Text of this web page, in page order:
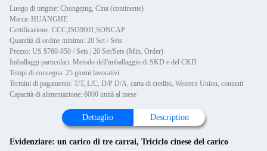
Luogo di origine: Chongqing, Cina (continente)
Marca: HUANGHE
Certificazione: CCC;ISO9001;SONCAP
Quantità di ordine minimo: 20 Set / Sets
Prezzo: US $760-850 / Sets | 20 Set/Sets (Min. Order)
Imballaggi particolari: Metodo dell'imballaggio di SKD e del CKD
Tempi di consegna: 25 giorni lavorativi
Termini di pagamento: T/T, L/C, D/P D/A, carta di credito, Western Union, contanti
Capacità di alimentazione: 6000 unità al mese
Dettaglio Description
Evidenziare: un carico di tre carrai, Triciclo cinese del carico